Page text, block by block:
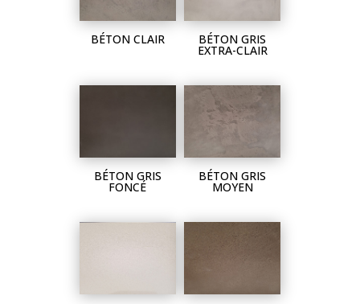
BÉTON CLAIR BÉTON GRIS
EXTRA-CLAIR
BÉTON GRIS
FONCÉ
BÉTON GRIS
MOYEN